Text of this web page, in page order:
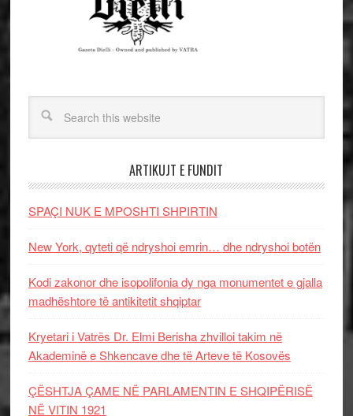
ARTIKUJT E FUNDIT
SPAÇI NUK E MPOSHTI SHPIRTIN
New York, qyteti që ndryshoi emrin… dhe ndryshoi botën
Kodi zakonor dhe isopolifonia dy nga monumentet e gjalla
madhështore të antikitetit shqiptar
Kryetari i Vatrës Dr. Elmi Berisha zhvilloi takim në
Akademinë e Shkencave dhe të Arteve të Kosovës
ÇËSHTJA ÇAME NË PARLAMENTIN E SHQIPËRISË
NË VITIN 1921